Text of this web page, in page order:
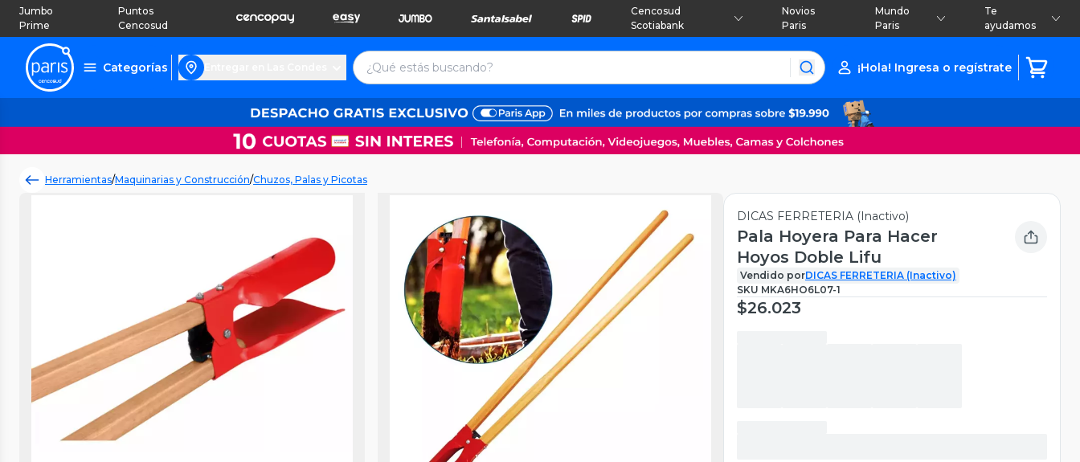
Jumbo
Prime
Puntos
Cencosud
Cencosud
Scotiabank
Novios
Paris
Mundo
Paris
Te
ayudamos
Categorías ¡Hola! Ingresa o regístrate
Herramientas/Maquinarias y Construcción/Chuzos, Palas y Picotas
DICAS FERRETERIA (Inactivo)
Pala Hoyera Para Hacer
Hoyos Doble Lifu
Vendido porDICAS FERRETERIA (Inactivo)
SKU MKA6HO6L07-1
$26.023